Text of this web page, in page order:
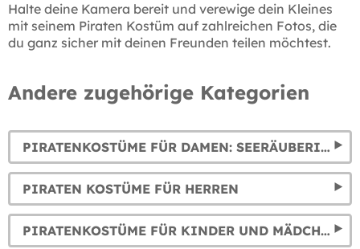
Halte deine Kamera bereit und verewige dein Kleines
mit seinem Piraten Kostüm auf zahlreichen Fotos, die
du ganz sicher mit deinen Freunden teilen möchtest.
Andere zugehörige Kategorien
PIRATENKOSTÜME FÜR DAMEN: SEERÄUBERINNEN, KORSARINNEN UND PIRATINNEN VERKLEIDUNGEN
PIRATEN KOSTÜME FÜR HERREN
PIRATENKOSTÜME FÜR KINDER UND MÄDCHEN